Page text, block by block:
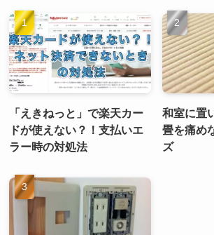
「えきねっと」で楽天カー
ドが使えない？！支払いエ
ラー時の対処法
和室に置
畳を痛め
ズ